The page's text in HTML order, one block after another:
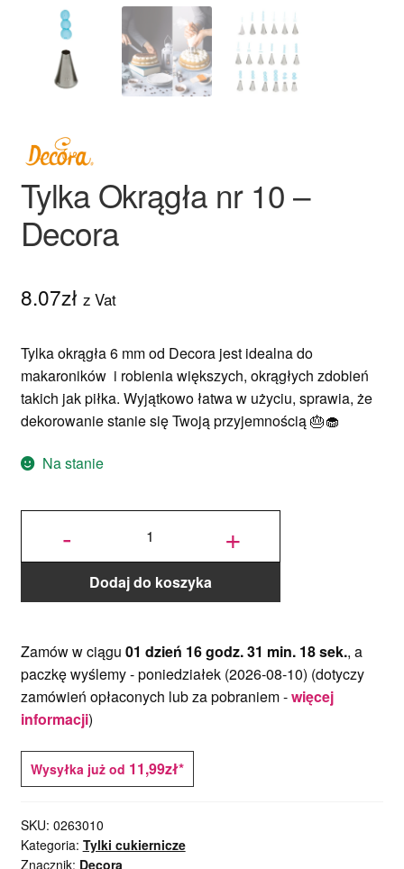
Tylka Okrągła nr 10 –
Decora
8.07zł z Vat
Tylka okrągła 6 mm od Decora jest idealna do
makaroników i robienia większych, okrągłych zdobień
takich jak piłka. Wyjątkowo łatwa w użyciu, sprawia, że
dekorowanie stanie się Twoją przyjemnością 🎂🧁
Na stanie
-
ilość
Decora +
Dodaj do koszyka
Zamów w ciągu 01 dzień 16 godz. 31 min. 18 sek., a
paczkę wyślemy -poniedziałek (2026-08-10) (dotyczy
zamówień opłaconych lub za pobraniem -więcej
informacji)
Wysyłka już od 11,99zł*
SKU: 0263010
Kategoria: Tylki cukiernicze
Znacznik: Decora